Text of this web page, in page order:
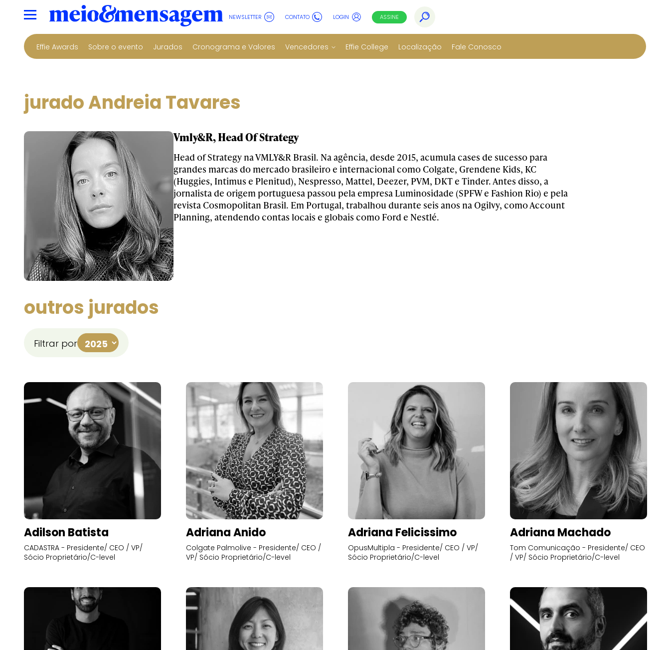
NEWSLETTER CONTATO LOGIN ASSINE
Effie Awards Sobre o evento Jurados Cronograma e Valores Vencedores Effie College Localização Fale Conosco
jurado Andreia Tavares
Vmly&R, Head Of Strategy
Head of Strategy na VMLY&R Brasil. Na agência, desde 2015, acumula cases de sucesso para
grandes marcas do mercado brasileiro e internacional como Colgate, Grendene Kids, KC
(Huggies, Intimus e Plenitud), Nespresso, Mattel, Deezer, PVM, DKT e Tinder. Antes disso, a
jornalista de origem portuguesa passou pela empresa Luminosidade (SPFW e Fashion Rio) e pela
revista Cosmopolitan Brasil. Em Portugal, trabalhou durante seis anos na Ogilvy, como Account
Planning, atendendo contas locais e globais como Ford e Nestlé.
outros jurados
Filtrar por
Adilson Batista
CADASTRA - Presidente/ CEO / VP/
Sócio Proprietário/C-level
Adriana Anido
Colgate Palmolive - Presidente/ CEO /
VP/ Sócio Proprietário/C-level
Adriana Felicissimo
OpusMultipla - Presidente/ CEO / VP/
Sócio Proprietário/C-level
Adriana Machado
Tom Comunicação - Presidente/ CEO
/ VP/ Sócio Proprietário/C-level